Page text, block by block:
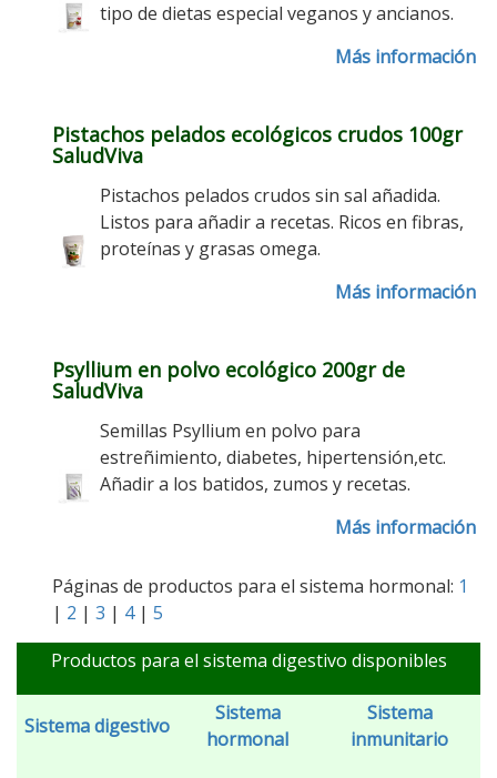
tipo de dietas especial veganos y ancianos.
Más información
Pistachos pelados ecológicos crudos 100gr
SaludViva
Pistachos pelados crudos sin sal añadida.
Listos para añadir a recetas. Ricos en fibras,
proteínas y grasas omega.
Más información
Psyllium en polvo ecológico 200gr de
SaludViva
Semillas Psyllium en polvo para
estreñimiento, diabetes, hipertensión,etc.
Añadir a los batidos, zumos y recetas.
Más información
Páginas de productos para el sistema hormonal: 1
| 2 | 3 | 4| 5
Productos para el sistema digestivo disponibles
Sistema digestivo
Sistema
hormonal
Sistema
inmunitario